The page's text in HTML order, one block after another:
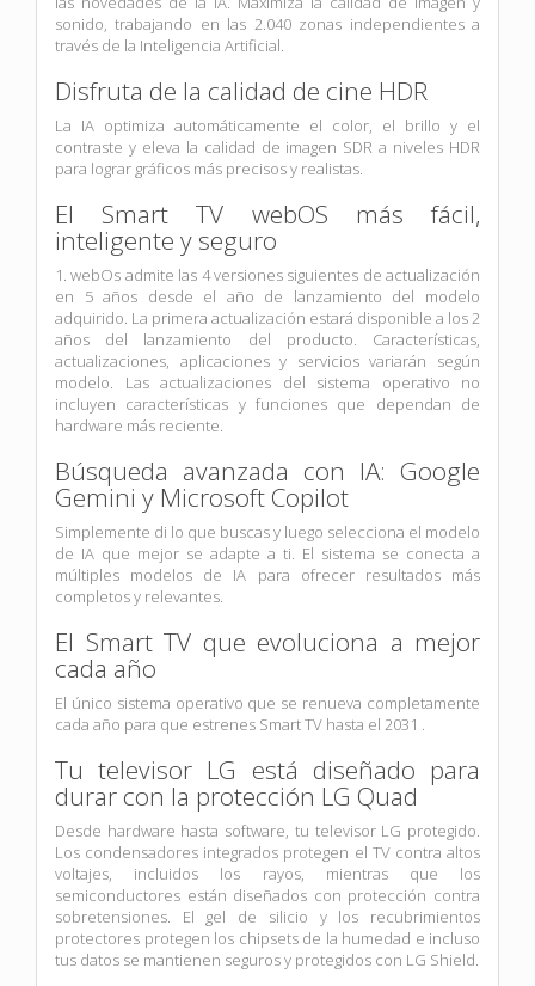
sonido, trabajando en las 2.040 zonas independientes a
través de la Inteligencia Artificial.
Disfruta de la calidad de cine HDR
La IA optimiza automáticamente el color, el brillo y el
contraste y eleva la calidad de imagen SDR a niveles HDR
para lograr gráficos más precisos y realistas.
El Smart TV webOS más fácil,
inteligente y seguro
1. webOs admite las 4 versiones siguientes de actualización
en 5 años desde el año de lanzamiento del modelo
adquirido. La primera actualización estará disponible a los 2
años del lanzamiento del producto. Características,
actualizaciones, aplicaciones y servicios variarán según
modelo. Las actualizaciones del sistema operativo no
incluyen características y funciones que dependan de
hardware más reciente.
Búsqueda avanzada con IA: Google
Gemini y Microsoft Copilot
Simplemente di lo que buscas y luego selecciona el modelo
de IA que mejor se adapte a ti. El sistema se conecta a
múltiples modelos de IA para ofrecer resultados más
completos y relevantes.
El Smart TV que evoluciona a mejor
cada año
El único sistema operativo que se renueva completamente
cada año para que estrenes Smart TV hasta el 2031 .
Tu televisor LG está diseñado para
durar con la protección LG Quad
Desde hardware hasta software, tu televisor LG protegido.
Los condensadores integrados protegen el TV contra altos
voltajes, incluidos los rayos, mientras que los
semiconductores están diseñados con protección contra
sobretensiones. El gel de silicio y los recubrimientos
protectores protegen los chipsets de la humedad e incluso
tus datos se mantienen seguros y protegidos con LG Shield.